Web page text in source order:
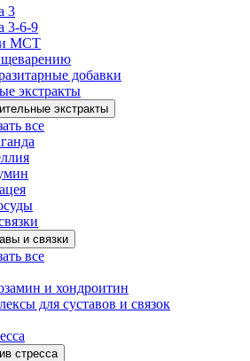
3
3-6-9
MCT
добавки
экстракты
экстракты
все
и связки
все
и хондроитин
для суставов и связок
стресса